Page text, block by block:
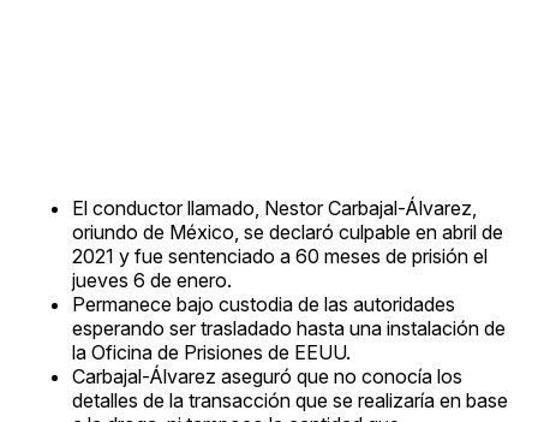
El conductor llamado, Nestor Carbajal-Álvarez,
oriundo de México, se declaró culpable en abril de
2021 y fue sentenciado a 60 meses de prisión el
jueves 6 de enero.
Permanece bajo custodia de las autoridades
esperando ser trasladado hasta una instalación de
la Oficina de Prisiones de EEUU.
Carbajal-Álvarez aseguró que no conocía los
detalles de la transacción que se realizaría en base